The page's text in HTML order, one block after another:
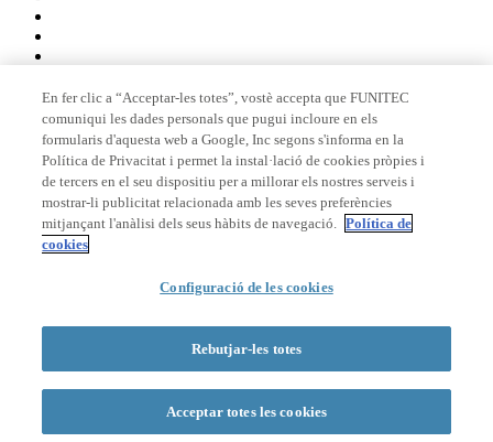
Membre de
Acreditacions
© 2026 La Salle Campus Barcelona - URL |Avís legal
Formulari de cerca
En fer clic a “Acceptar-les totes”, vostè accepta que FUNITEC
comuniqui les dades personals que pugui incloure en els
formularis d'aquesta web a Google, Inc segons s'informa en la
Política de Privacitat i permet la instal·lació de cookies pròpies i
de tercers en el seu dispositiu per a millorar els nostres serveis i
mostrar-li publicitat relacionada amb les seves preferències
mitjançant l'anàlisi dels seus hàbits de navegació. Política de
cookies
Configuració de les cookies
Rebutjar-les totes
Acceptar totes les cookies